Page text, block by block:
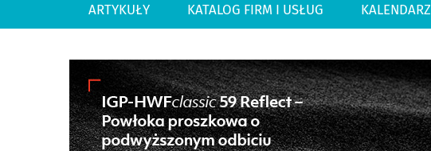
ARTYKUŁY KATALOG FIRM I USŁUG KALENDARZ